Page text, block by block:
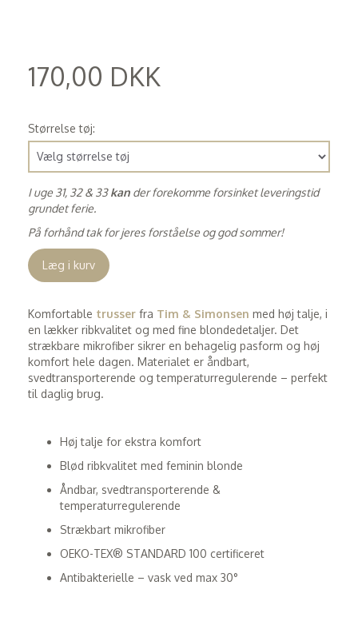
170,00 DKK
Størrelse tøj:
I uge 31, 32 & 33kan der forekomme forsinket leveringstid
grundet ferie.
På forhånd tak for jeres forståelse og god sommer!
Læg i kurv
Komfortable trusser fra Tim & Simonsen med høj talje, i
en lækker ribkvalitet og med fine blondedetaljer. Det
strækbare mikrofiber sikrer en behagelig pasform og høj
komfort hele dagen. Materialet er åndbart,
svedtransporterende og temperaturregulerende – perfekt
til daglig brug.
Høj talje for ekstra komfort
Blød ribkvalitet med feminin blonde
Åndbar, svedtransporterende &
temperaturregulerende
Strækbart mikrofiber
OEKO-TEX® STANDARD 100 certificeret
Antibakterielle – vask ved max 30°